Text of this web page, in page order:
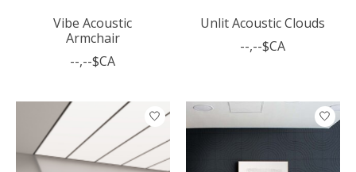
Vibe Acoustic
Armchair
--,--$CA
Unlit Acoustic Clouds
--,--$CA